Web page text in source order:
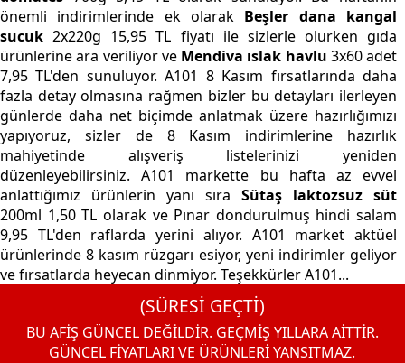
önemli indirimlerinde ek olarak Beşler dana kangal
sucuk 2x220g 15,95 TL fiyatı ile sizlerle olurken gıda
ürünlerine ara veriliyor ve Mendiva ıslak havlu 3x60 adet
7,95 TL'den sunuluyor. A101 8 Kasım fırsatlarında daha
fazla detay olmasına rağmen bizler bu detayları ilerleyen
günlerde daha net biçimde anlatmak üzere hazırlığımızı
yapıyoruz, sizler de 8 Kasım indirimlerine hazırlık
mahiyetinde alışveriş listelerinizi yeniden
düzenleyebilirsiniz. A101 markette bu hafta az evvel
anlattığımız ürünlerin yanı sıraSütaş laktozsuz süt
200ml 1,50 TL olarak ve Pınar dondurulmuş hindi salam
9,95 TL'den raflarda yerini alıyor. A101 market aktüel
ürünlerinde 8 kasım rüzgarı esiyor, yeni indirimler geliyor
ve fırsatlarda heyecan dinmiyor. Teşekkürler A101...
(SÜRESİ GEÇTİ)
BU AFİŞ GÜNCEL DEĞİLDİR. GEÇMİŞ YILLARA AİTTİR.
GÜNCEL FİYATLARI VE ÜRÜNLERİ YANSITMAZ.